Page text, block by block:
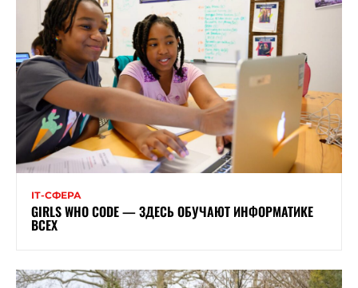
ІТ-СФЕРА
GIRLS WHO CODE — ЗДЕСЬ ОБУЧАЮТ ИНФОРМАТИКЕ
ВСЕХ